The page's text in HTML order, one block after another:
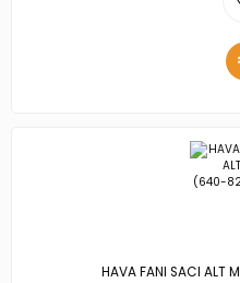
HAVA FANI SACI ALT